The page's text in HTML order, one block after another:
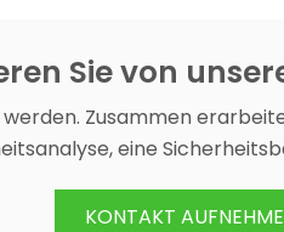
Sie von
werden. Zusammen
eine
KONTAKT